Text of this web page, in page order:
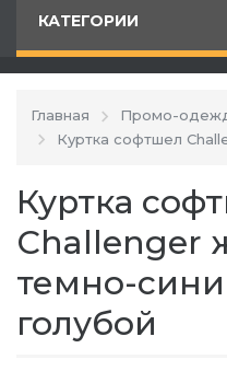
КАТЕГОРИИ
Главная Промо-
Куртка софтшел
Куртка
Сhallenger
темно-
голубой